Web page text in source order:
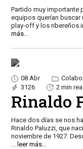
Partido muy importante
equipos querían buscar
play-off y los ribereños
más...
08 Abr
3126
2 min
Rinaldo
Hace dos días se nos
Rinaldo Paluzzi, que
noviembre de 1927.
... leer más...